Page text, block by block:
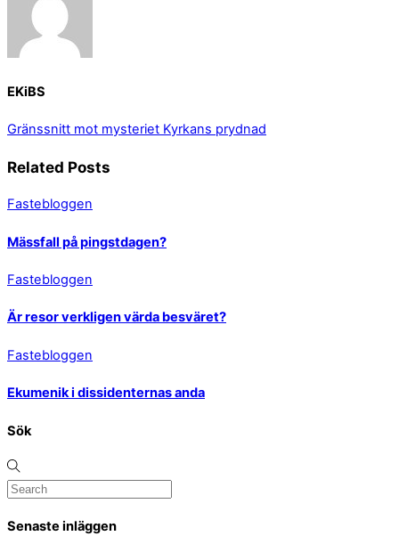
EKiBS
Gränssnitt mot mysteriet Kyrkans prydnad
Related Posts
Fastebloggen
Mässfall på pingstdagen?
Fastebloggen
Är resor verkligen värda besväret?
Fastebloggen
Ekumenik i dissidenternas anda
Sök
Senaste inläggen